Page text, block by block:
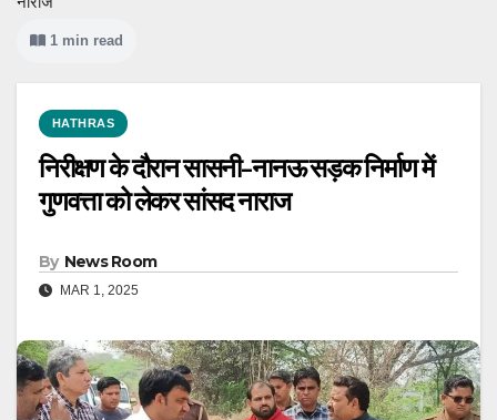
1 min read
HATHRAS
निरीक्षण के दौरान सासनी-नानऊ सड़क निर्माण में
गुणवत्ता को लेकर सांसद नाराज
By News Room
MAR 1, 2025